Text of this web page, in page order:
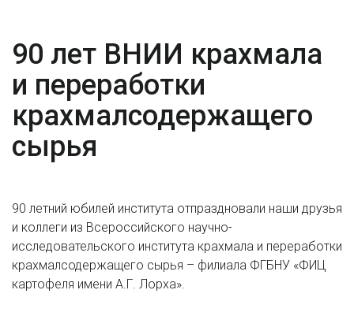
90 лет ВНИИ крахмала
и переработки
крахмалсодержащего
сырья
90 летний юбилей института отпраздновали наши друзья
и коллеги из Всероссийского научно-
исследовательского института крахмала и переработки
крахмалсодержащего сырья – филиала ФГБНУ «ФИЦ
картофеля имени А.Г. Лорха».